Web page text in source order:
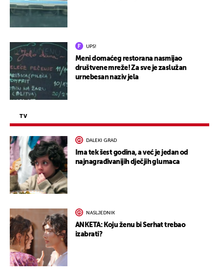
UPS!
Meni domaćeg restorana nasmijao
društvene mreže! Za sve je zaslužan
urnebesan naziv jela
TV
DALEKI GRAD
Ima tek šest godina, a već je jedan od
najnagrađivanijih dječjih glumaca
NASLJEDNIK
ANKETA: Koju ženu bi Serhat trebao
izabrati?